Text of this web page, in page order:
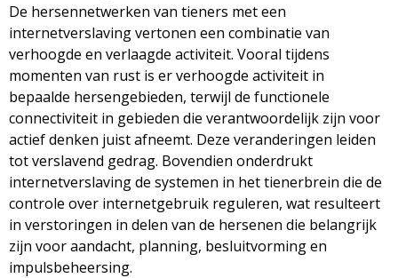
De hersennetwerken van tieners met een
internetverslaving vertonen een combinatie van
verhoogde en verlaagde activiteit. Vooral tijdens
momenten van rust is er verhoogde activiteit in
bepaalde hersengebieden, terwijl de functionele
connectiviteit in gebieden die verantwoordelijk zijn voor
actief denken juist afneemt. Deze veranderingen leiden
tot verslavend gedrag. Bovendien onderdrukt
internetverslaving de systemen in het tienerbrein die de
controle over internetgebruik reguleren, wat resulteert
in verstoringen in delen van de hersenen die belangrijk
zijn voor aandacht, planning, besluitvorming en
impulsbeheersing.